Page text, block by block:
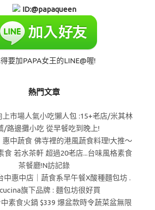
ID:@papaqueen
要加PAPA女王的LINE@喔!
熱門文章
上市場人氣小吃懶人包 :15+老店/米其林
/路邊攤小吃 從早餐吃到晚上!
惠中蔬食 佛寺裡的港風蔬食料理!大推～
食 若水茶軒 超過20老店...台味風格素食
茶餐廳!N訪記錄
中惠中店｜蔬食系早午餐X酸種麵包坊 .
旗下品牌 : 麵包坊很好買
素食火鍋 $339 爆盆款時令蔬菜盆無限